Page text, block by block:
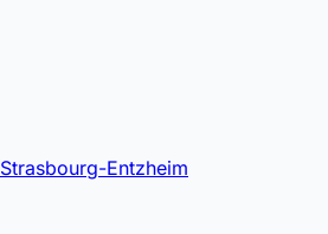
Strasbourg-Entzheim